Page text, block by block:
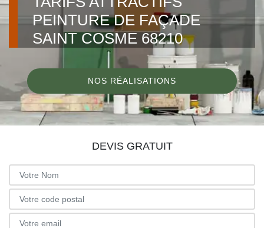
PEINTURE DE FAÇADE
SAINT COSME 68210
NOS RÉALISATIONS
DEVIS GRATUIT